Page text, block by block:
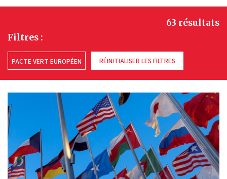
Filtres :
PACTE VERT EUROPÉEN RÉINITIALISER LES FILTRES
63 résultats